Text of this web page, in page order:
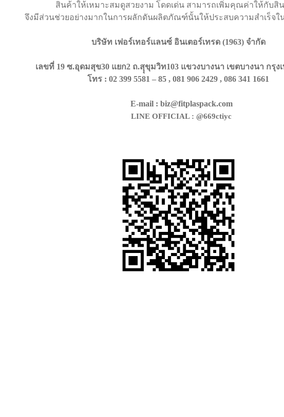
สินค้าให้เหมาะสมดูสวยงาม โดดเด่น สามารถเพิ่มคุณค่าให้กับสิ
จึงมีส่วนช่วยอย่างมากในการผลักดันผลิตภัณฑ์นั้นให้ประสบความสำเร็จใ
บริษัท เฟอร์เทอร์แลนซ์ อินเตอร์เทรด (1963) จำกัด
เลขที่ 19 ซ.อุดมสุข30 แยก2 ถ.สุุขุมวิท103 แขวงบางนา เขตบางนา กรุงเ
โทร : 02 399 5581 – 85 , 081 906 2429 , 086 341 1661
E-mail : biz@fitplaspack.com
LINE OFFICIAL : @669ctiyc